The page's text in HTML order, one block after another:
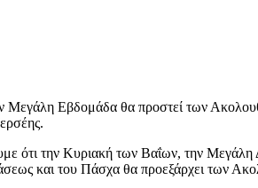
Εβδομάδα θα προστεί των
ότι την Κυριακή των Βαΐων, την Μεγάλη
και του Πάσχα θα προεξάρχει των